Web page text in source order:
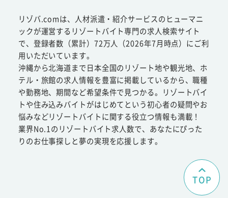
リゾバ.comは、人材派遣・紹介サービスのヒューマニ
ックが運営するリゾートバイト専門の求人検索サイト
で、登録者数（累計）72万人（2026年7月時点）にご利
用いただいています。
沖縄から北海道まで日本全国のリゾート地や観光地、ホ
テル・旅館の求人情報を豊富に掲載しているから、職種
や勤務地、期間など希望条件で見つかる。リゾートバイ
トや住み込みバイトがはじめてという初心者の疑問やお
悩みなどリゾートバイトに関する役立つ情報も満載！
業界No.1のリゾートバイト求人数で、あなたにぴった
りのお仕事探しと夢の実現を応援します。
TOP